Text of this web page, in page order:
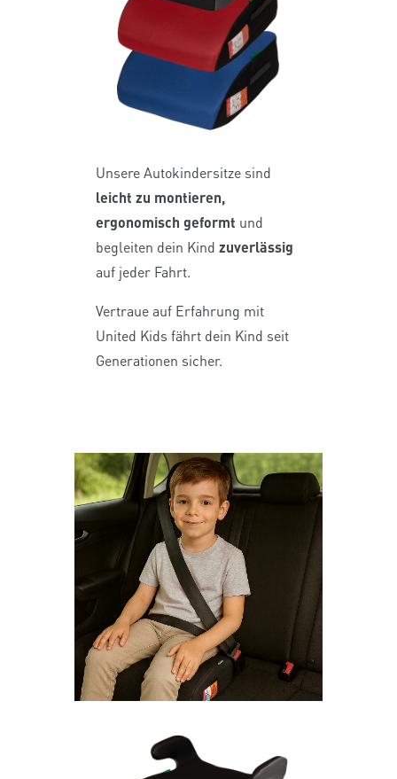
Unsere Autokindersitze sind
leicht zu montieren,
ergonomisch geformt und
begleiten dein Kind zuverlässig
auf jeder Fahrt.
Vertraue auf Erfahrung mit
United Kids fährt dein Kind seit
Generationen sicher.